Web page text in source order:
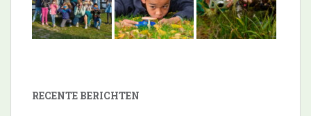
RECENTE BERICHTEN